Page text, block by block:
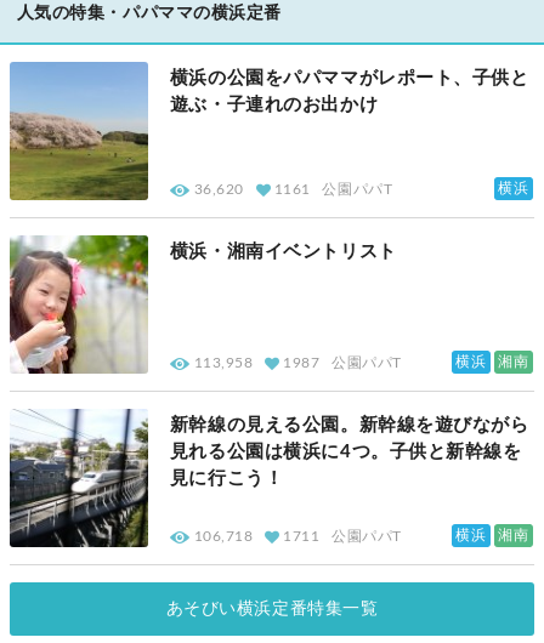
人気の特集・パパママの横浜定番
横浜の公園をパパママがレポート、子供と
遊ぶ・子連れのお出かけ
36,620 1161 公園パパT 横浜
横浜・湘南イベントリスト
113,958 1987 公園パパT 横浜 湘南
新幹線の見える公園。新幹線を遊びながら
見れる公園は横浜に4つ。子供と新幹線を
見に行こう！
106,718 1711 公園パパT 横浜 湘南
あそびい横浜定番特集一覧